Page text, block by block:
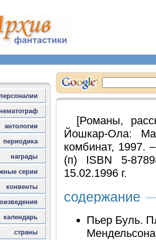
[Романы,
Йошкар-Ола:
комбинат, 1997.
(п) ISBN 5-
15.02.1996 г.
содержание
Пьер Буль.